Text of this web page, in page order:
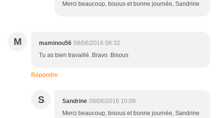
Merci beaucoup, bisous et bonne journée, Sandrine
M maminou56 08/06/2016 06:32
Tu as bien travaillé. Bravo. Bisous
Répondre
S Sandrine 08/06/2016 10:08
Merci beaucoup, bisous et bonne journée, Sandrine